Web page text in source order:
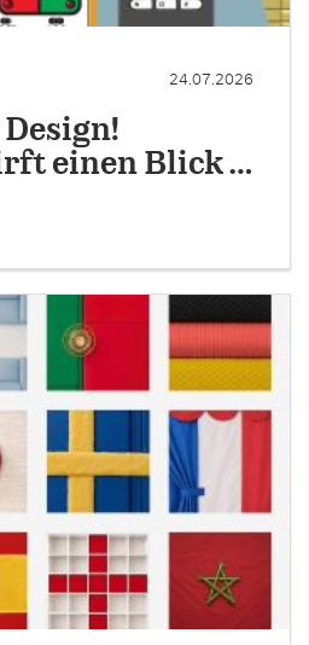
24.07.2026
einen Blick …